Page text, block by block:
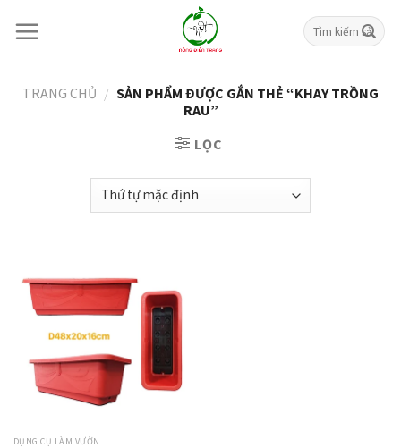
Tìm
kiếm:
TRANG CHỦ / SẢN PHẨM ĐƯỢC GẮN THẺ “KHAY TRỒNG
RAU”
LỌC
DỤNG CỤ LÀM VƯỜN